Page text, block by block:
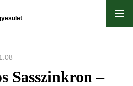
Sasszinkron –